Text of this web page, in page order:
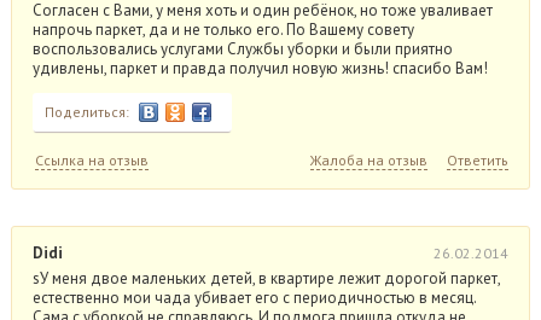
Согласен с Вами, у меня хоть и один ребёнок, но тоже уваливает
напрочь паркет, да и не только его. По Вашему совету
воспользовались услугами Службы уборки и были приятно
удивлены, паркет и правда получил новую жизнь! спасибо Вам!
Поделиться:
Ссылка на отзыв Жалоба на отзыв Ответить
Didi 26.02.2014
sУ меня двое маленьких детей, в квартире лежит дорогой паркет,
естественно мои чада убивает его с периодичностью в месяц.